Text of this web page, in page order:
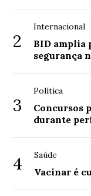
2
Internacional
BID amplia
segurança
3
Política
Concursos
durante
4 Saúde
Vacinar é